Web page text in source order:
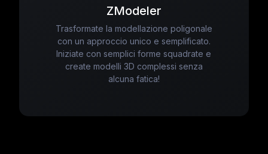
ZModeler
Trasformate la modellazione poligonale
con un approccio unico e semplificato.
Iniziate con semplici forme squadrate e
create modelli 3D complessi senza
alcuna fatica!